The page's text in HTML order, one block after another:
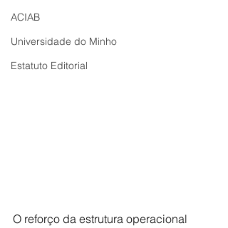
ACIAB
Universidade do Minho
Estatuto Editorial
O reforço da estrutura operacional